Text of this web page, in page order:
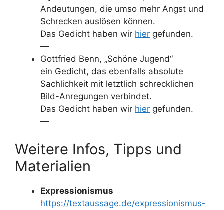
Andeutungen, die umso mehr Angst und
Schrecken auslösen können.
Das Gedicht haben wir hier gefunden.
—
Gottfried Benn, „Schöne Jugend“
ein Gedicht, das ebenfalls absolute
Sachlichkeit mit letztlich schrecklichen
Bild-Anregungen verbindet.
Das Gedicht haben wir hier gefunden.
—
Weitere Infos, Tipps und
Materialien
Expressionismus
https://textaussage.de/expressionismus-